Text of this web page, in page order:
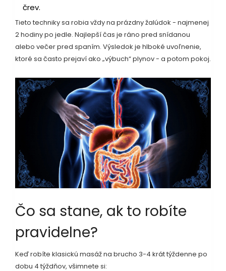
črev.
Tieto techniky sa robia vždy na prázdny žalúdok - najmenej
2 hodiny po jedle. Najlepší čas je ráno pred snídanou
alebo večer pred spaním. Výsledok je hlboké uvoľnenie,
ktoré sa často prejaví ako „výbuch“ plynov - a potom pokoj.
Čo sa stane, ak to robíte
pravidelne?
Keď robíte klasickú masáž na brucho 3-4 krát týždenne po
dobu 4 týždňov, všimnete si: